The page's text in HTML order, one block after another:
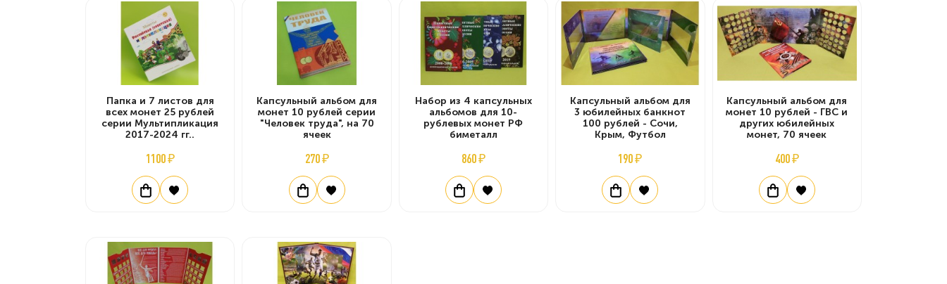
Папка и 7 листов для
всех монет 25 рублей
серии Мультипликация
2017-2024 гг..
1100 ₽
Капсульный альбом для
монет 10 рублей серии
"Человек труда", на 70
ячеек
270 ₽
Набор из 4 капсульных
альбомов для 10-
рублевых монет РФ
биметалл
860 ₽
Капсульный альбом для
3 юбилейных банкнот
100 рублей - Сочи,
Крым, Футбол
190 ₽
Капсульный альбом для
монет 10 рублей - ГВС и
других юбилейных
монет, 70 ячеек
400 ₽